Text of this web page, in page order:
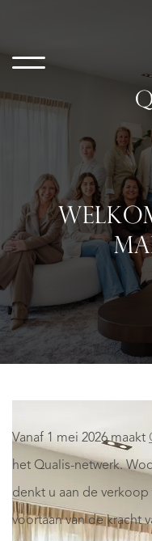
Vanaf 1 mei 2026 maakt
het Qualis-netwerk.
denkt u aan de
voortaan van de kracht